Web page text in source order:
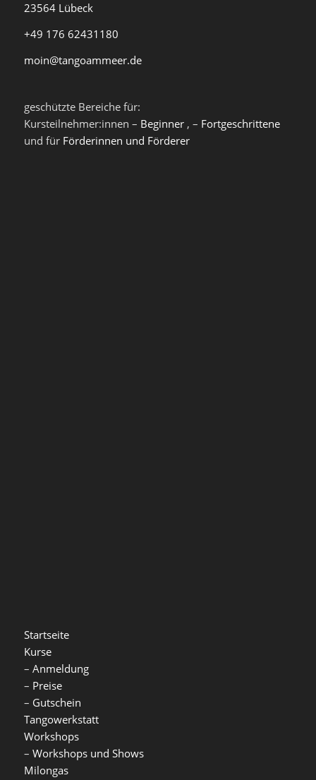
23564 Lübeck
+49 176 62431180
moin@tangoammeer.de
geschützte Bereiche für:
Kursteilnehmer:innen – Beginner, – Fortgeschrittene
und für Förderinnen und Förderer
Startseite
Kurse
– Anmeldung
– Preise
– Gutschein
Tangowerkstatt
Workshops
– Workshops und Shows
Milongas